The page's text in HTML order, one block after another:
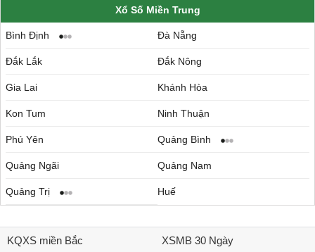
Xổ Số Miền Trung
Bình Định Đà Nẵng
Đắk Lắk Đắk Nông
Gia Lai Khánh Hòa
Kon Tum Ninh Thuận
Phú Yên Quảng Bình
Quảng Ngãi Quảng Nam
Quảng Trị Huế
KQXS miền Bắc XSMB 30 Ngày